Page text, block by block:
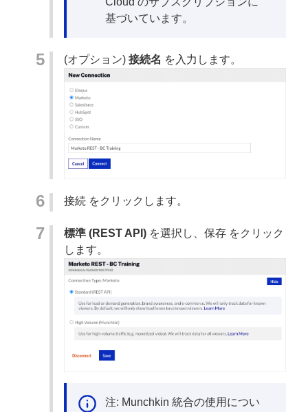
基づいています。
(オプション) 接続名 を入力します。
接続 をクリックします。
標準 (REST API) を選択し、 保存 をクリック
します。
注: Munchkin 統合の使用につい